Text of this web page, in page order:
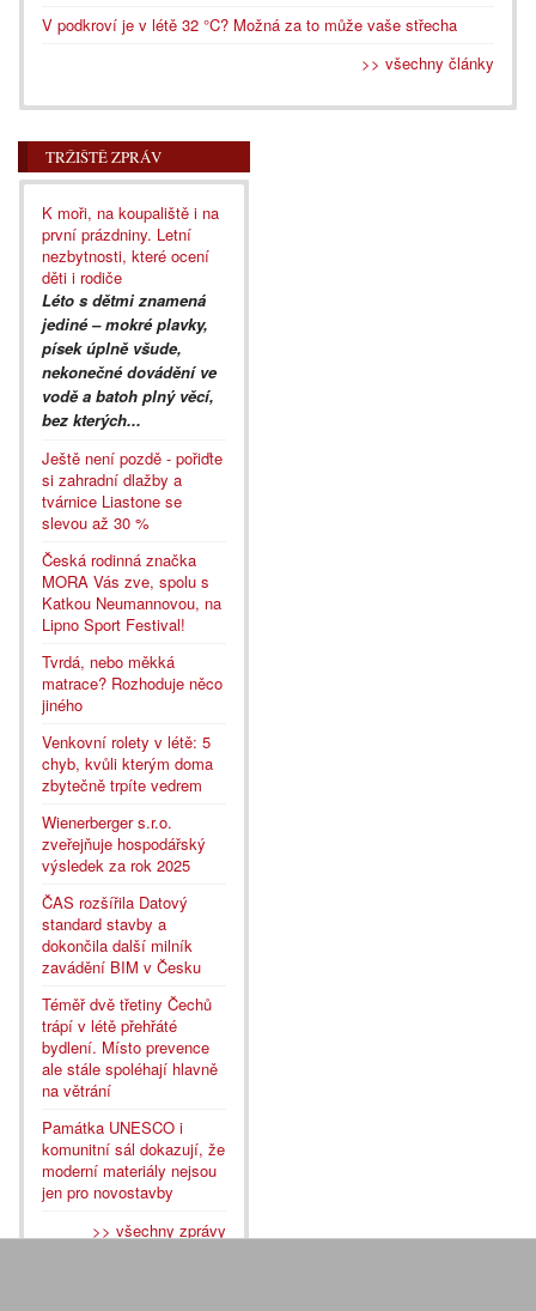
V podkroví je v létě 32 °C? Možná za to může vaše střecha
>> všechny články
TRŽIŠTĚ ZPRÁV
K moři, na koupaliště i na
první prázdniny. Letní
nezbytnosti, které ocení
děti i rodiče
Léto s dětmi znamená
jediné – mokré plavky,
písek úplně všude,
nekonečné dovádění ve
vodě a batoh plný věcí,
bez kterých...
Ještě není pozdě - pořiďte
si zahradní dlažby a
tvárnice Liastone se
slevou až 30 %
Česká rodinná značka
MORA Vás zve, spolu s
Katkou Neumannovou, na
Lipno Sport Festival!
Tvrdá, nebo měkká
matrace? Rozhoduje něco
jiného
Venkovní rolety v létě: 5
chyb, kvůli kterým doma
zbytečně trpíte vedrem
Wienerberger s.r.o.
zveřejňuje hospodářský
výsledek za rok 2025
ČAS rozšířila Datový
standard stavby a
dokončila další milník
zavádění BIM v Česku
Téměř dvě třetiny Čechů
trápí v létě přehřáté
bydlení. Místo prevence
ale stále spoléhají hlavně
na větrání
Památka UNESCO i
komunitní sál dokazují, že
moderní materiály nejsou
jen pro novostavby
>> všechny zprávy